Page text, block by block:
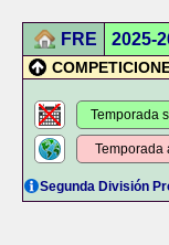
FRE 2025-
Temporada
Temporada
Segunda División